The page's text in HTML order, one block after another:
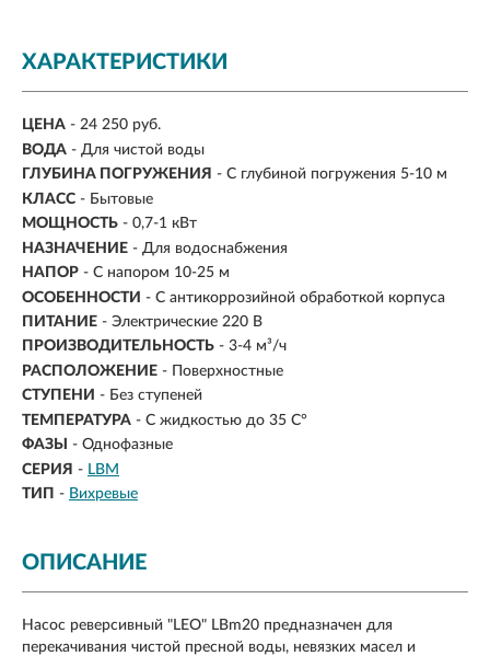
ХАРАКТЕРИСТИКИ
ЦЕНА - 24 250 руб.
ВОДА - Для чистой воды
ГЛУБИНА ПОГРУЖЕНИЯ - С глубиной погружения 5-10 м
КЛАСС - Бытовые
МОЩНОСТЬ - 0,7-1 кВт
НАЗНАЧЕНИЕ - Для водоснабжения
НАПОР - С напором 10-25 м
ОСОБЕННОСТИ - С антикоррозийной обработкой корпуса
ПИТАНИЕ - Электрические 220 В
ПРОИЗВОДИТЕЛЬНОСТЬ - 3-4 м³/ч
РАСПОЛОЖЕНИЕ - Поверхностные
СТУПЕНИ - Без ступеней
ТЕМПЕРАТУРА - С жидкостью до 35 С°
ФАЗЫ
- Однофазные
СЕРИЯ - LBM
ТИП - Вихревые
ОПИСАНИЕ
Насос реверсивный "LEO" LBm20 предназначен для
перекачивания чистой пресной воды, невязких масел и